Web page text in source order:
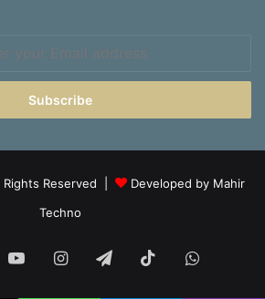
Reserved |
Developed by Mahir
Techno
YouTubeInstagramTelegramTikTok